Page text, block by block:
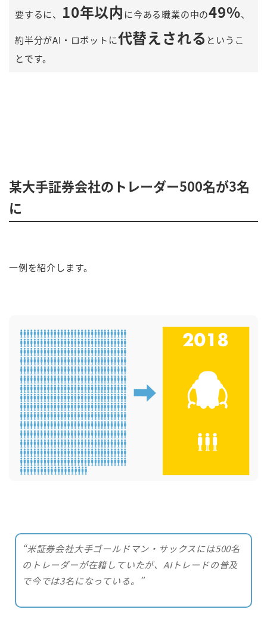
要するに、 10年以内 に今ある職業の中の49%、
約半分がAI・ロボットに代替えされる というこ
とです。
某大手証券会社のトレーダー500名が3名
に
一例を紹介します。
“米証券会社大手ゴールドマン・サックスには500名
のトレーダーが在籍していたが、AIトレードの普及
で今では3名になっている。”